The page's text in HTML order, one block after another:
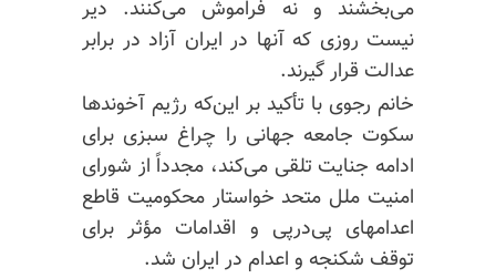
می‌بخشند و نه فراموش می‌کنند. دیر
نیست روزی که آنها در ایران آزاد در برابر
عدالت قرار گیرند.
خانم رجوی با تأکید بر این‌که رژیم آخوندها
سکوت جامعه جهانی را چراغ سبزی برای
ادامه جنایت تلقی می‌کند، مجدداً از شورای
امنیت ملل متحد خواستار محکومیت قاطع
اعدامهای پی‌درپی و اقدامات مؤثر برای
توقف شکنجه و اعدام در ایران شد.